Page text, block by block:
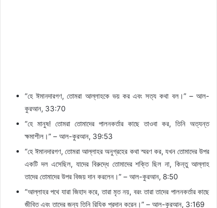
“হে ঈমানদারগণ, তোমরা আল্লাহকে ভয় কর এবং সত্য কথা বল।” – আল-
কুরআন, 33:70
“হে মানুষ! তোমরা তোমাদের পালনকর্তার কাছে তাওবা কর, তিনি অত্যন্ত
ক্ষমাশীল।” – আল-কুরআন, 39:53
“হে ঈমানদারগণ, তোমরা আল্লাহর অনুগ্রহের কথা স্মরণ কর, যখন তোমাদের উপর
একটি দল এসেছিল, যাদের বিরুদ্ধে তোমাদের শক্তি ছিল না, কিন্তু আল্লাহ
তাদের তোমাদের উপর বিজয় দান করলেন।” – আল-কুরআন, 8:50
“আল্লাহর পথে যারা জিহাদ করে, তারা মৃত নয়, বরং তারা তাদের পালনকর্তার কাছে
জীবিত এবং তাদের জন্য তিনি রিযিক প্রদান করেন।” – আল-কুরআন, 3:169